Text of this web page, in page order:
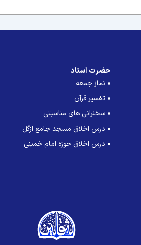
حضرت استاد
نماز جمعه
تفسیر قرآن
سخنرانی های مناسبتی
درس اخلاق مسجد جامع ازگل
درس اخلاق حوزه امام خمینی